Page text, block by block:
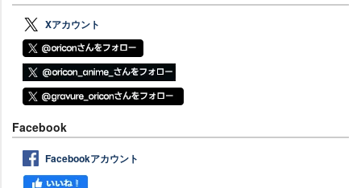
Xアカウント
Facebook
Facebookアカウント